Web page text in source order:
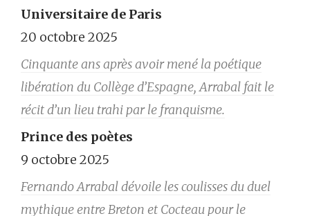
Universitaire de Paris
20 octobre 2025
Cinquante ans après avoir mené la poétique
libération du Collège d’Espagne, Arrabal fait le
récit d’un lieu trahi par le franquisme.
Prince des poètes
9 octobre 2025
Fernando Arrabal dévoile les coulisses du duel
mythique entre Breton et Cocteau pour le